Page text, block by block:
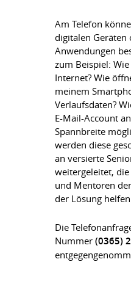
Am Telefon
digitalen Geräten
Anwendungen
zum Beispiel:
Internet? Wie
meinem
Verlaufsdaten?
E-Mail-Account
Spannbreite
werden diese
an versierte
weitergeleitet,
und Mentoren
der Lösung
Die
Nummer (0365)